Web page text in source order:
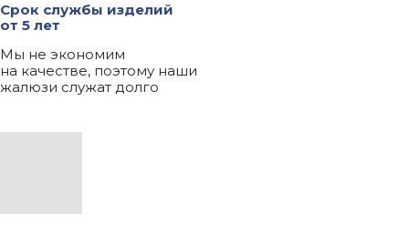
Срок службы изделий
от 5 лет
Мы не экономим
на качестве, поэтому наши
жалюзи служат долго